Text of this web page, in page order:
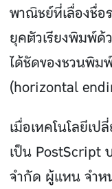
พาณิชย์ที่เลื่องชื่อ
ยุคตัวเรียงพิมพ์ด้
ได้ชัดของชวนพิม
(horizontal
เมื่อเทคโนโลยีเ
เป็น PostScript
จํากัด ผู้แทน จําห